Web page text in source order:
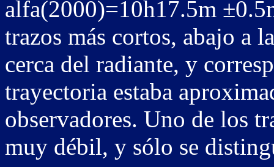
alfa(2000)=10h17.5m
trazos más cortos, abajo a
cerca del radiante, y
trayectoria estaba
observadores. Uno de los
muy débil, y sólo se